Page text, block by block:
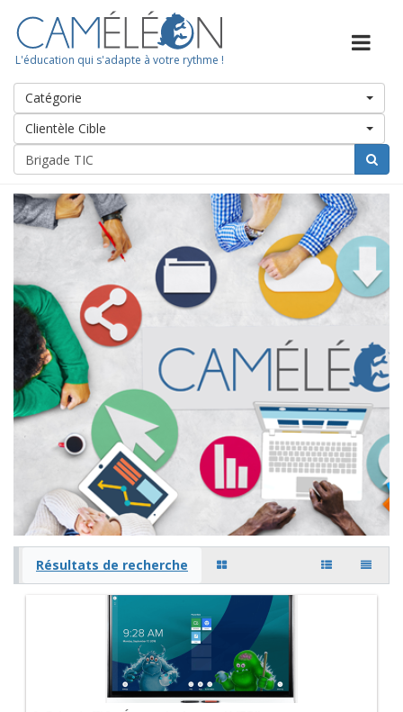
L'éducation qui s'adapte à votre rythme !
Catégorie
Clientèle Cible
Résultats de recherche